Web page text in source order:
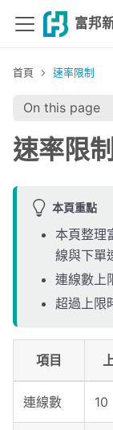
富邦
速率限制
On this page
速率限制
本頁重點
本頁整理
線與下單
連線數上
超過上限
項目
連線數 10